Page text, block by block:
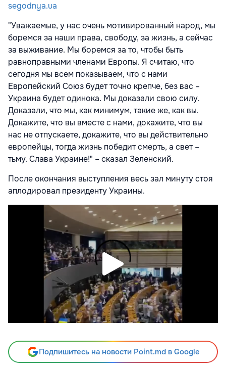
segodnya.ua
"Уважаемые, у нас очень мотивированный народ, мы
боремся за наши права, свободу, за жизнь, а сейчас
за выживание. Мы боремся за то, чтобы быть
равноправными членами Европы. Я считаю, что
сегодня мы всем показываем, что с нами
Европейский Союз будет точно крепче, без вас –
Украина будет одинока. Мы доказали свою силу.
Доказали, что мы, как минимум, такие же, как вы.
Докажите, что вы вместе с нами, докажите, что вы
нас не отпускаете, докажите, что вы действительно
европейцы, тогда жизнь победит смерть, а свет –
тьму. Слава Украине!" – сказал Зеленский.
После окончания выступления весь зал минуту стоя
аплодировал президенту Украины.
Подпишитесь на новости Point.md в Google